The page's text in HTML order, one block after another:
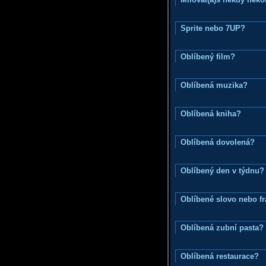
Sprite nebo 7UP?
Oblíbený film?
Oblíbená muzika?
Oblíbená kniha?
Oblíbená dovolená?
Oblíbený den v týdnu?
Oblíbené slovo nebo
Oblíbená zubní pasta?
Oblíbená restaurace?